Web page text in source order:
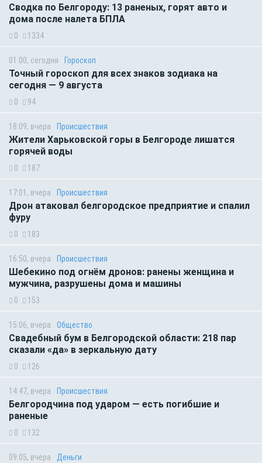
Сводка по Белгороду: 13 раненых, горят авто и
дома после налета БПЛА
0 1334
01:00, сегодня Гороскоп
Точный гороскоп для всех знаков зодиака на
сегодня — 9 августа
0 94
18:09, вчера Происшествия
Жители Харьковской горы в Белгороде лишатся
горячей воды
0 187
17:01, вчера Происшествия
Дрон атаковал белгородское предприятие и спалил
фуру
0 183
16:50, вчера Происшествия
Шебекино под огнём дронов: ранены женщина и
мужчина, разрушены дома и машины
0 153
15:06, вчера Общество
Свадебный бум в Белгородской области: 218 пар
сказали «да» в зеркальную дату
0 126
14:47, вчера Происшествия
Белгородчина под ударом — есть погибшие и
раненые
0 132
09:05, вчера Деньги